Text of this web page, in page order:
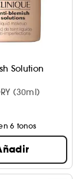
Solution
(30ml)
6 tonos